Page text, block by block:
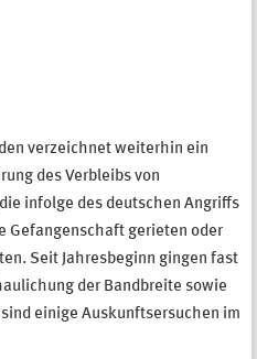
verzeichnet weiterhin ein
des Verbleibs von
infolge des deutschen Angriffs
Gefangenschaft gerieten oder
Seit Jahresbeginn gingen fast
der Bandbreite sowie
einige Auskunftsersuchen im